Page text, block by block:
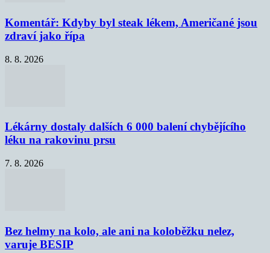
Komentář: Kdyby byl steak lékem, Američané jsou
zdraví jako řípa
8. 8. 2026
Lékárny dostaly dalších 6 000 balení chybějícího
léku na rakovinu prsu
7. 8. 2026
Bez helmy na kolo, ale ani na koloběžku nelez,
varuje BESIP